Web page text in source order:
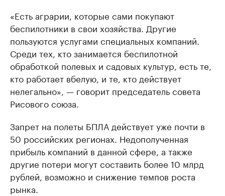
«Есть аграрии, которые сами покупают
беспилотники в свои хозяйства. Другие
пользуются услугами специальных компаний.
Среди тех, кто занимается беспилотной
обработкой полевых и садовых культур, есть те,
кто работает вбелую, и те, кто действует
нелегально», — говорит председатель совета
Рисового союза.
Запрет на полеты БПЛА действует уже почти в
50 российских регионах. Недополученная
прибыль компаний в данной сфере, а также
другие потери могут составить более 10 млрд
рублей, возможно и снижение темпов роста
рынка.